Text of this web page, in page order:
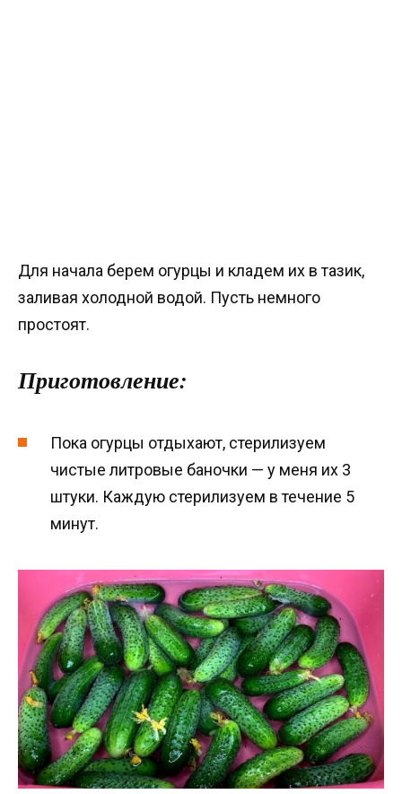
Для начала берем огурцы и кладем их в тазик,
заливая холодной водой. Пусть немного
простоят.
Приготовление:
Пока огурцы отдыхают, стерилизуем
чистые литровые баночки — у меня их 3
штуки. Каждую стерилизуем в течение 5
минут.